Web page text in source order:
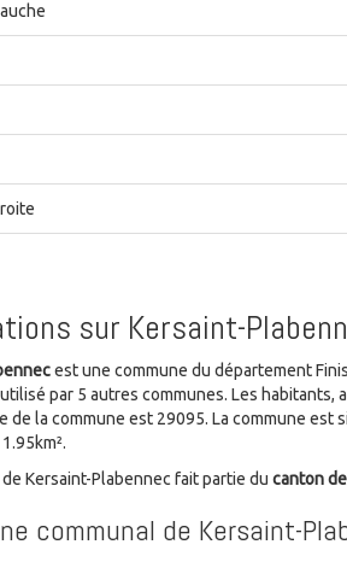
sur Kersaint-
est une commune du département
par 5 autres communes. Les habitants,
de la commune est 29095. La commune
Kersaint-Plabennec fait partie du canton de
communal de Kersaint-